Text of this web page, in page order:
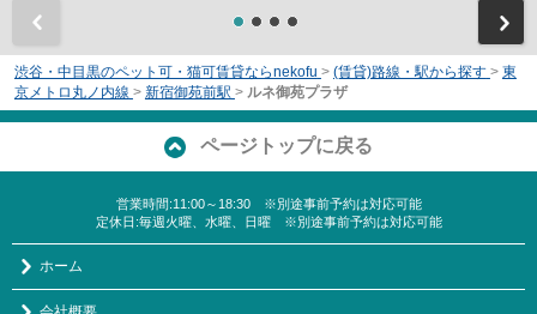
渋谷・中目黒のペット可・猫可賃貸ならnekofu > (賃貸)路線・駅から探す > 東
京メトロ丸ノ内線 > 新宿御苑前駅 > ルネ御苑プラザ
ページトップに戻る
営業時間:11:00～18:30 ※別途事前予約は対応可能
定休日:毎週火曜、水曜、日曜 ※別途事前予約は対応可能
ホーム